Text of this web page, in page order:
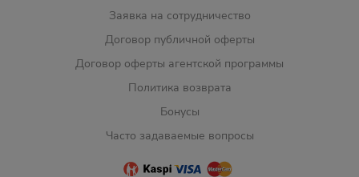
Заявка на сотрудничество
Договор публичной оферты
Договор оферты агентской программы
Политика возврата
Бонусы
Часто задаваемые вопросы